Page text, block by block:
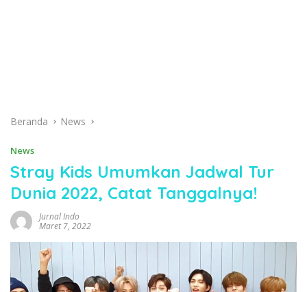
Beranda News
News
Stray Kids Umumkan Jadwal Tur
Dunia 2022, Catat Tanggalnya!
Jurnal Indo
Maret 7, 2022